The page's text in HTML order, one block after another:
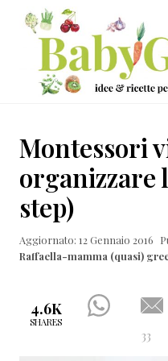
Menu
Passa
contenuto
principale
Passa
laterale
primaria
Passa
ricette
per
famiglie
(quasi)
green
Montessori
organizzare
step)
Aggiornato: 12 Gennaio 2016
Raffaella-mamma (quasi)
4.6K
SHARES
33